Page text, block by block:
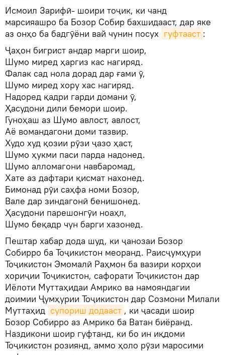
Исмоил Зарифӣ- шоири тоҷик, ки чанд
марсияашро ба Бозор Собир бахшидааст, дар яке
аз онҳо ба бадгӯёни вай чунин посух гуфтааст :
Ҷаҳон бигрист андар марги шоир,
Шумо миред ҳаргиз кас нагиряд.
Фалак сад нола дорад дар ғами ӯ,
Шумо миред хору хас нагиряд.
Надоред қадри гарди домани ӯ,
Ҳасудони дили бемори шоир.
Гуноҳаш аз Шумо авлост, авлост,
Аё вомандагони доми тазвир.
Худо худ қозии рӯзи ҷазо ҳаст,
Шумо ҳукми паси парда надонед.
Шумо алломагони навбаромад,
Хате аз дафтари қисмат нахонед.
Бимонад рӯи саҳфа номи Бозор,
Вале дар зиндагонӣ бенишонед.
Ҳасудони парешонгӯи ноаҳл,
Шумо беқадр чун барги хазонед.
Пештар хабар дода шуд, ки ҷанозаи Бозор
Собирро ба Тоҷикистон меоранд. Раисҷумҳури
Тоҷикистон Эмомалӣ Раҳмон ба вазири корҳои
хориҷии Тоҷикистон, сафорати Тоҷикистон дар
Иёлоти Муттаҳидаи Амрико ва намояндагии
доимии Ҷумҳурии Тоҷикистон дар Созмони Милали
Муттаҳид супориш додааст , ки ҷасади шоир
Бозор Собирро аз Амрико ба Ватан биёранд.
Наздикони шоир гуфтанд, ки бо ин иқдоми
Тоҷикистон розиянд, аммо ҳоло рӯзи маросими